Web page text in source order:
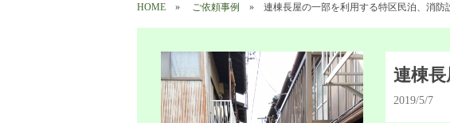
HOME » ご依頼事例 » 連棟長屋の一部を利用する特区民泊、消防
連棟
2019/5/7